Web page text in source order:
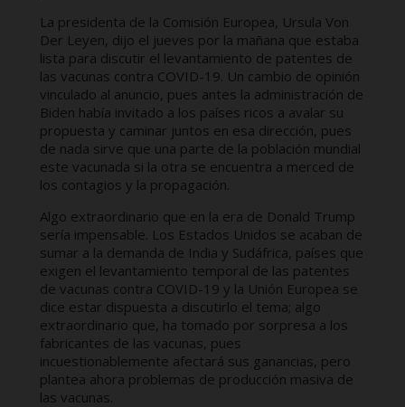
La presidenta de la Comisión Europea, Ursula Von
Der Leyen, dijo el jueves por la mañana que estaba
lista para discutir el levantamiento de patentes de
las vacunas contra COVID-19. Un cambio de opinión
vinculado al anuncio, pues antes la administración de
Biden había invitado a los países ricos a avalar su
propuesta y caminar juntos en esa dirección, pues
de nada sirve que una parte de la población mundial
este vacunada si la otra se encuentra a merced de
los contagios y la propagación.
Algo extraordinario que en la era de Donald Trump
sería impensable. Los Estados Unidos se acaban de
sumar a la demanda de India y Sudáfrica, países que
exigen el levantamiento temporal de las patentes
de vacunas contra COVID-19 y la Unión Europea se
dice estar dispuesta a discutirlo el tema; algo
extraordinario que, ha tomado por sorpresa a los
fabricantes de las vacunas, pues
incuestionablemente afectará sus ganancias, pero
plantea ahora problemas de producción masiva de
las vacunas.